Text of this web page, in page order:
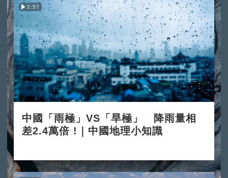
2:57
中國「雨極」VS「旱極」 降雨量相
差2.4萬倍 !｜中國地理小知識